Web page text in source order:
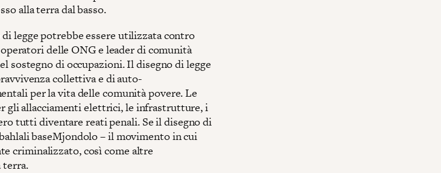
alla terra dal basso.
legge potrebbe essere utilizzata contro
delle ONG e leader di comunità
sostegno di occupazioni. Il disegno di legge
collettiva e di auto-
per la vita delle comunità povere. Le
gli allacciamenti elettrici, le infrastrutture, i
tutti diventare reati penali. Se il disegno di
baseMjondolo – il movimento in cui
criminalizzato, così come altre
terra.